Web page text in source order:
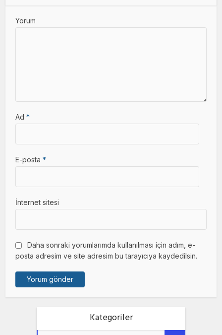
Yorum
Ad*
E-posta*
İnternet sitesi
Daha sonraki yorumlarımda kullanılması için adım, e-
posta adresim ve site adresim bu tarayıcıya kaydedilsin.
Kategoriler